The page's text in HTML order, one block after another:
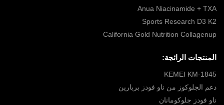
Anua Niacinamide + TXA
Sports Research D3 K2
California Gold Nutrition Collagenup
المنتجات الرائجة:
KEMEI KM-1845
دعم الجلوكوز من ناو فودز بربارين
ناو فودز جلوكومانان